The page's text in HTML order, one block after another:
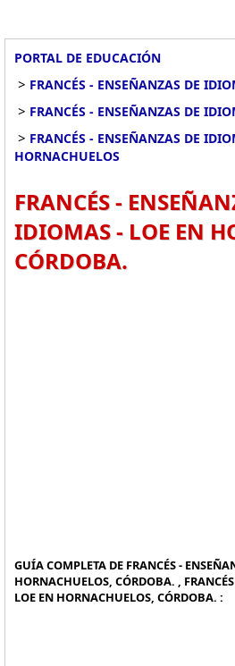
PORTAL DE EDUCACIÓN
> FRANCÉS - ENSEÑANZAS DE
> FRANCÉS - ENSEÑANZAS DE
> FRANCÉS - ENSEÑANZAS DE
HORNACHUELOS
FRANCÉS -
IDIOMAS - LOE EN
CÓRDOBA.
GUÍA COMPLETA DE FRANCÉS -
HORNACHUELOS, CÓRDOBA. ,
LOE EN HORNACHUELOS, CÓRDOBA. :